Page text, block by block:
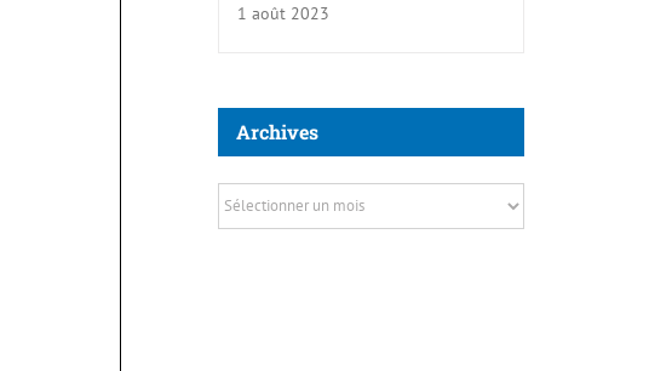
1 août 2023
Archives
Archives